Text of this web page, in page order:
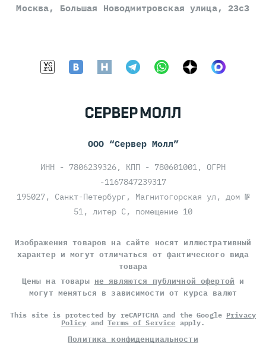
Москва, Большая Новодмитровская улица, 23с3
ООО “Сервер Молл”
ИНН - 7806239326, КПП - 780601001, ОГРН
-1167847239317
195027, Санкт-Петербург, Магнитогорская ул, дом №
51, литер С, помещение 10
Изображения товаров на сайте носят иллюстративный
характер и могут отличаться от фактического вида
товара
Цены на товары не являются публичной офертой и
могут меняться в зависимости от курса валют
This site is protected by reCAPTCHA and the Google Privacy
Policy andTerms of Service apply.
Политика конфиденциальности